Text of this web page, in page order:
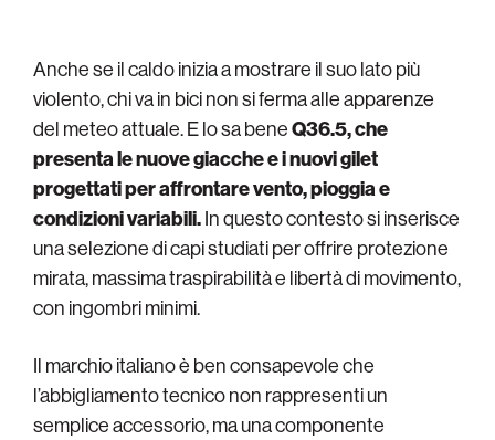
Anche se il caldo inizia a mostrare il suo lato più
violento, chi va in bici non si ferma alle apparenze
del meteo attuale. E lo sa beneQ36.5, che
presenta le nuove giacche e i nuovi gilet
progettati per affrontare vento, pioggia e
condizioni variabili.In questo contesto si inserisce
una selezione di capi studiati per offrire protezione
mirata, massima traspirabilità e libertà di movimento,
con ingombri minimi.
Il marchio italiano è ben consapevole che
l’abbigliamento tecnico non rappresenti un
semplice accessorio, ma una componente